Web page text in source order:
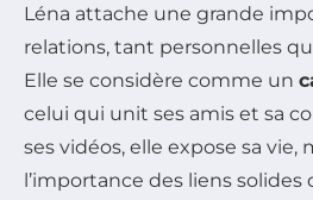
Léna attache une grande
relations, tant personnelles
Elle se considère comme un
celui qui unit ses amis et sa
ses vidéos, elle expose sa vie,
l’importance des liens